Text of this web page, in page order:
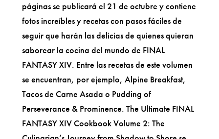
páginas se publicará el 21 de octubre y contiene
fotos increíbles y recetas con pasos fáciles de
seguir que harán las delicias de quienes quieran
saborear la cocina del mundo de FINAL
FANTASY XIV. Entre las recetas de este volumen
se encuentran, por ejemplo, Alpine Breakfast,
Tacos de Carne Asada o Pudding of
Perseverance & Prominence. The Ultimate FINAL
FANTASY XIV Cookbook Volume 2: The